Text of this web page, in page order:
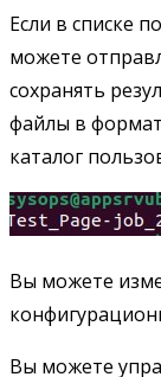
Если в списке
можете
сохранять
файлы в
каталог
Вы можете
Вы можете